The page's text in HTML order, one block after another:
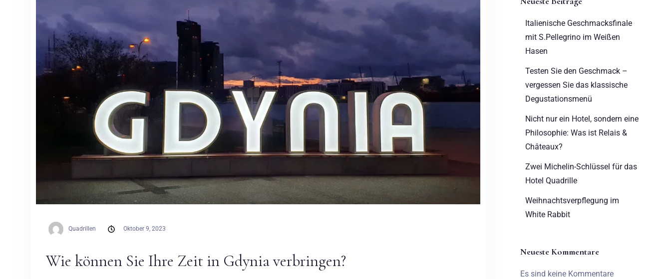
Quadrillen Oktober 9, 2023
Wie können Sie Ihre Zeit in Gdynia verbringen?
Italienische Geschmacksfinale
mit S.Pellegrino im Weißen
Hasen
Testen Sie den Geschmack –
vergessen Sie das klassische
Degustationsmenü
Nicht nur ein Hotel, sondern eine
Philosophie: Was ist Relais &
Châteaux?
Zwei Michelin-Schlüssel für das
Hotel Quadrille
Weihnachtsverpflegung im
White Rabbit
Neueste Kommentare
Es sind keine Kommentare